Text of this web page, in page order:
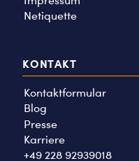
Netiquette
KONTAKT
Kontaktformular
Blog
Presse
Karriere
+49 228 92939018